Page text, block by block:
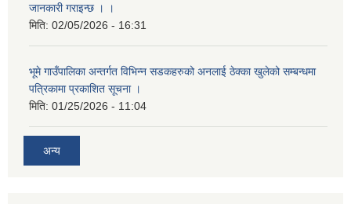
जानकारी गराइन्छ । ।
मिति: 02/05/2026 - 16:31
भूमे गाउँपालिका अन्तर्गत विभिन्न सडकहरुको अनलाई ठेक्का खुलेको सम्बन्धमा
पत्रिकामा प्रकाशित सूचना ।
मिति: 01/25/2026 - 11:04
अन्य